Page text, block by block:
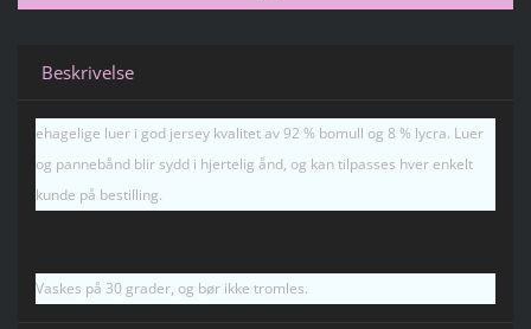
Beskrivelse
ehagelige luer i god jersey kvalitet av 92 % bomull og 8 % lycra. Luer
og pannebånd blir sydd i hjertelig ånd, og kan tilpasses hver enkelt
kunde på bestilling.
Vaskes på 30 grader, og bør ikke tromles.